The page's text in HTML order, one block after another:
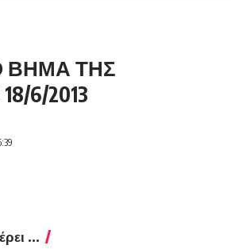
ΒΗΜΑ ΤΗΣ
6/2013
...